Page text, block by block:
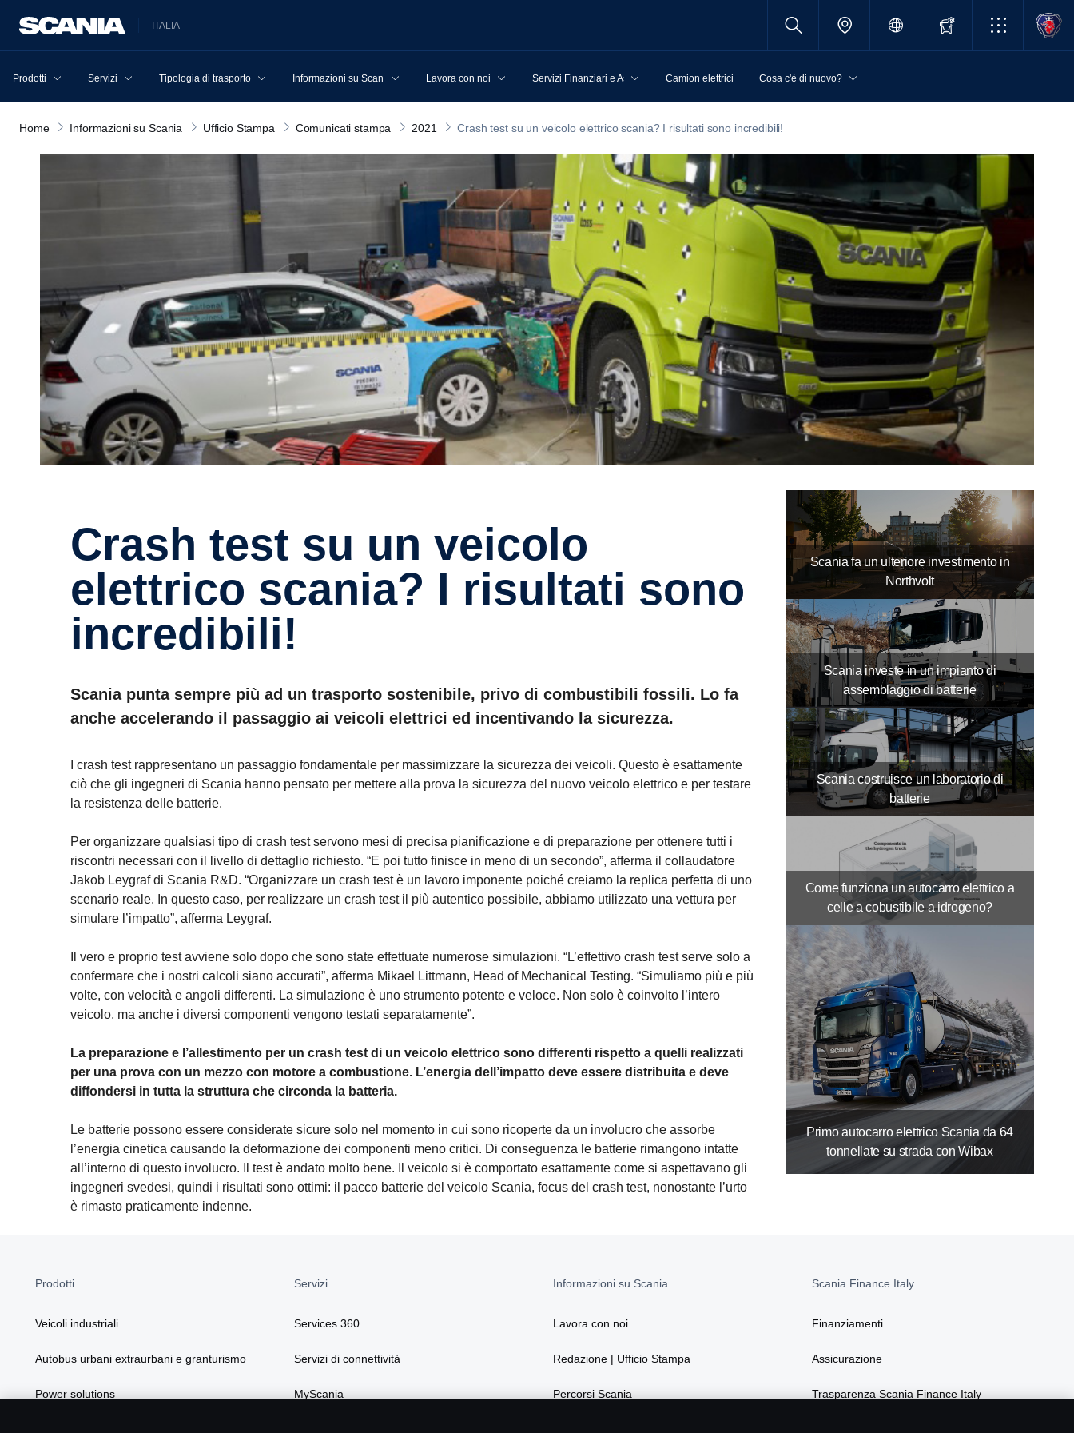
ITALIA
Prodotti Servizi Tipologia di trasporto Informazioni su Scania Lavora con noi Servizi Finanziari e AssicurativiCamion elettrici Cosa c'è di nuovo?
Home Informazioni su Scania Ufficio Stampa Comunicati stampa 2021 Crash test su un veicolo elettrico scania? I risultati sono incredibili!
Crash test su un veicolo
elettrico scania? I risultati sono
incredibili!
Scania punta sempre più ad un trasporto sostenibile, privo di combustibili fossili. Lo fa
anche accelerando il passaggio ai veicoli elettrici ed incentivando la sicurezza.
I crash test rappresentano un passaggio fondamentale per massimizzare la sicurezza dei veicoli. Questo è esattamente
ciò che gli ingegneri di Scania hanno pensato per mettere alla prova la sicurezza del nuovo veicolo elettrico e per testare
la resistenza delle batterie.
Per organizzare qualsiasi tipo di crash test servono mesi di precisa pianificazione e di preparazione per ottenere tutti i
riscontri necessari con il livello di dettaglio richiesto. “E poi tutto finisce in meno di un secondo”, afferma il collaudatore
Jakob Leygraf di Scania R&D. “Organizzare un crash test è un lavoro imponente poiché creiamo la replica perfetta di uno
scenario reale. In questo caso, per realizzare un crash test il più autentico possibile, abbiamo utilizzato una vettura per
simulare l’impatto”, afferma Leygraf.
Il vero e proprio test avviene solo dopo che sono state effettuate numerose simulazioni. “L’effettivo crash test serve solo a
confermare che i nostri calcoli siano accurati”, afferma Mikael Littmann, Head of Mechanical Testing. “Simuliamo più e più
volte, con velocità e angoli differenti. La simulazione è uno strumento potente e veloce. Non solo è coinvolto l’intero
veicolo, ma anche i diversi componenti vengono testati separatamente”.
La preparazione e l’allestimento per un crash test di un veicolo elettrico sono differenti rispetto a quelli realizzati
per una prova con un mezzo con motore a combustione. L’energia dell’impatto deve essere distribuita e deve
diffondersi in tutta la struttura che circonda la batteria.
Le batterie possono essere considerate sicure solo nel momento in cui sono ricoperte da un involucro che assorbe
l’energia cinetica causando la deformazione dei componenti meno critici. Di conseguenza le batterie rimangono intatte
all’interno di questo involucro. Il test è andato molto bene. Il veicolo si è comportato esattamente come si aspettavano gli
ingegneri svedesi, quindi i risultati sono ottimi: il pacco batterie del veicolo Scania, focus del crash test, nonostante l’urto
è rimasto praticamente indenne.
Scania fa un ulteriore investimento in
Northvolt
Scania investe in un impianto di
assemblaggio di batterie
Scania costruisce un laboratorio di
batterie
Come funziona un autocarro elettrico a
celle a cobustibile a idrogeno?
Primo autocarro elettrico Scania da 64
tonnellate su strada con Wibax
Prodotti
Veicoli industriali
Autobus urbani extraurbani e granturismo
Power solutions
Servizi
Services 360
Servizi di connettività
MyScania
Informazioni su Scania
Lavora con noi
Redazione | Ufficio Stampa
Percorsi Scania
Scania Finance Italy
Finanziamenti
Assicurazione
Trasparenza Scania Finance Italy